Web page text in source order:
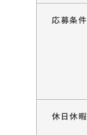
応募条件
休日休暇